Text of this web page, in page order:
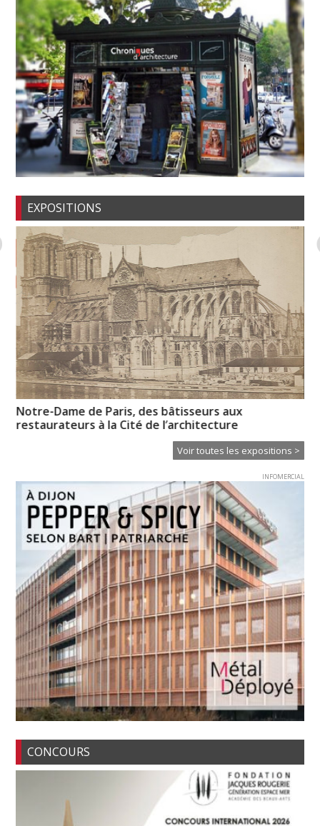
EXPOSITIONS
Notre-Dame de Paris, des bâtisseurs aux
restaurateurs à la Cité de l’architecture
Voir toutes les expositions >
INFOMERCIAL
CONCOURS